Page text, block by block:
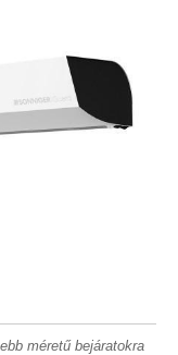
méretű bejáratokra